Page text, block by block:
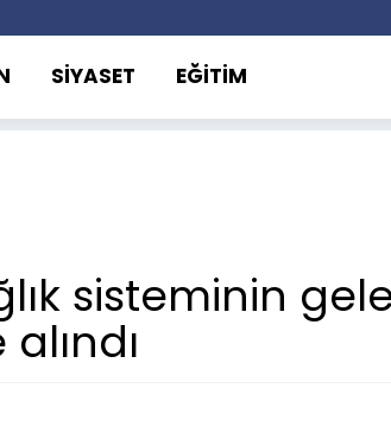
SİYASET EĞİTİM
sisteminin